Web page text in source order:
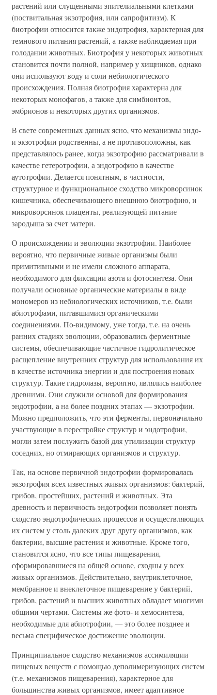
растений или слущенными эпителиальными клетками
(поствитальная экзотрофия, или сапрофитизм). К
биотрофии относится также эндотрофия, характерная для
темнового питания растений, а также наблюдаемая при
голодании животных. Биотрофия у некоторых животных
становится почти полной, например у хищников, однако
они используют воду и соли небиологического
происхождения. Полная биотрофия характерна для
некоторых монофагов, а также для симбионтов,
эмбрионов и некоторых других организмов.
В свете современных данных ясно, что механизмы эндо-
и экзотрофии родственны, а не противоположны, как
представлялось ранее, когда экзотрофию рассматривали в
качестве гетеротрофии, а зндотрофию в качестве
аутотрофии. Делается понятным, в частности,
структурное и функциональное сходство микроворсинок
кишечника, обеспечивающего внешнюю биотрофию, и
микроворсинок плаценты, реализующей питание
зародыша за счет матери.
О происхождении и эволюции экзотрофии. Наиболее
вероятно, что первичные живые организмы были
примитивными и не имели сложного аппарата,
необходимого для фиксации азота и фотосинтеза. Они
получали основные органические материалы в виде
мономеров из небиологических источников, т.е. были
абиотрофами, питавшимися органическими
соединениями. По-видимому, уже тогда, т.е. на очень
ранних стадиях эволюции, образовались ферментные
системы, обеспечивающие частичное гидролитическое
расщепление внутренних структур для использования их
в качестве источника энергии и для построения новых
структур. Такие гидролазы, вероятно, являлись наиболее
древними. Они служили основой для формирования
эндотрофии, а на более поздних этапах — экзотрофии.
Можно предположить, что эти ферменты, первоначально
участвующие в перестройке структур и эндотрофии,
могли затем послужить базой для утилизации структур
соседних, но отмирающих организмов и структур.
Так, на основе первичной эндотрофии формировалась
экзотрофия всех известных живых организмов: бактерий,
грибов, простейших, растений и животных. Эта
древность и первичность эндотрофии позволяет понять
сходство эндотрофических процессов и осуществляющих
их систем у столь далеких друг другу организмов, как
бактерии, высшие растения и животные. Кроме того,
становится ясно, что все типы пищеварения,
сформировавшиеся на общей основе, сходны у всех
живых организмов. Действительно, внутриклеточное,
мембранное и внеклеточное пищеварение у бактерий,
грибов, растений и высших животных обладает многими
общими чертами. Системы же фото- и хемосинтеза,
необходимые для абиотрофии, — это более позднее и
весьма специфическое достижение эволюции.
Принципиальное сходство механизмов ассимиляции
пищевых веществ с помощью деполимеризующих систем
(т.е. механизмов пищеварения), характерное для
большинства живых организмов, имеет адаптивное